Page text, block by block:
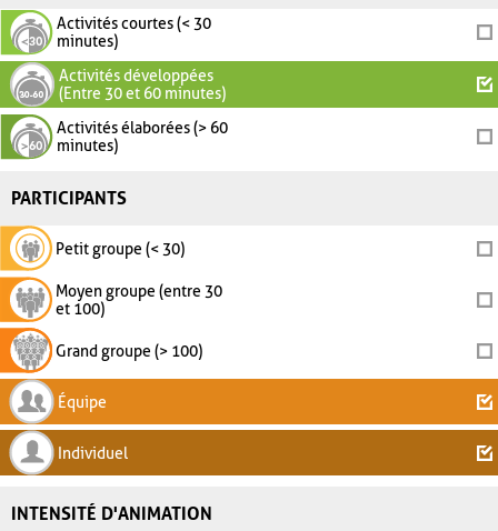
Activités courtes (< 30
minutes)
Activités développées
(Entre 30 et 60 minutes)
Activités élaborées (> 60
minutes)
PARTICIPANTS
Petit groupe (< 30)
Moyen groupe (entre 30
et 100)
Grand groupe (> 100)
Équipe
Individuel
INTENSITÉ D'ANIMATION